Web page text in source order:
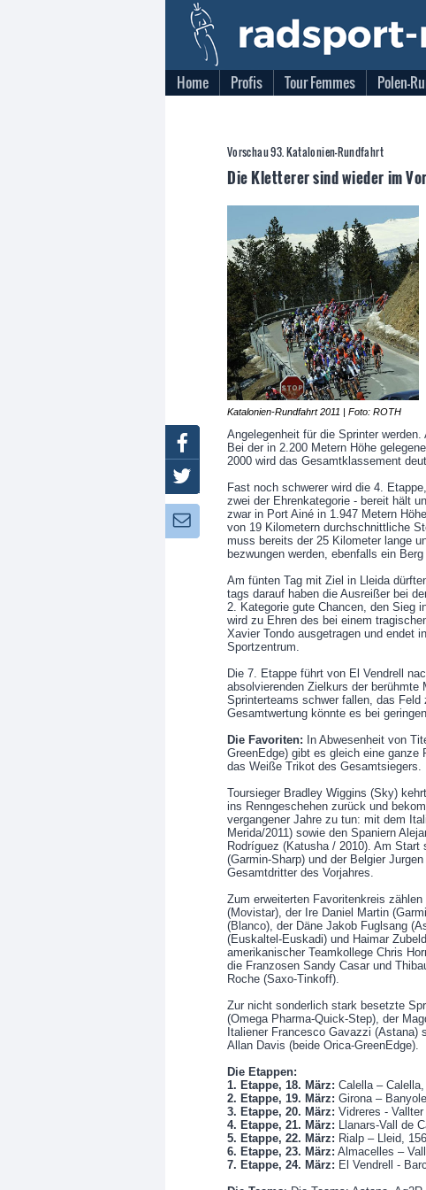
Home Profis Tour Femmes Polen-
Vorschau 93. Katalonien-Rundfahrt
Die Kletterer sind wieder im
Katalonien-Rundfahrt 2011 | Foto: ROTH
Angelegenheit für die Sprinter
Bei der in 2.200 Metern Höhe
2000 wird das Gesamtklassement
Fast noch schwerer wird die 4.
zwei der Ehrenkategorie - bereit hält
zwar in Port Ainé in 1.947 Metern
von 19 Kilometern durchschnittliche
muss bereits der 25 Kilometer lange
bezwungen werden, ebenfalls ein
Am fünten Tag mit Ziel in Lleida
tags darauf haben die Ausreißer bei
2. Kategorie gute Chancen, den Sieg
wird zu Ehren des bei einem
Xavier Tondo ausgetragen und endet
Sportzentrum.
Die 7. Etappe führt von El Vendrell
absolvierenden Zielkurs der berühmte
Sprinterteams schwer fallen, das
Gesamtwertung könnte es bei
Die Favoriten: In Abwesenheit von
GreenEdge) gibt es gleich eine
das Weiße Trikot des Gesamtsiegers.
Toursieger Bradley Wiggins (Sky)
ins Renngeschehen zurück und
vergangener Jahre zu tun: mit dem
Merida/2011) sowie den Spaniern
Rodríguez (Katusha / 2010). Am Start
(Garmin-Sharp) und der Belgier
Gesamtdritter des Vorjahres.
Zum erweiterten Favoritenkreis
(Movistar), der Ire Daniel Martin
(Blanco), der Däne Jakob Fuglsang
(Euskaltel-Euskadi) und Haimar
amerikanischer Teamkollege Chris
die Franzosen Sandy Casar und
Roche (Saxo-Tinkoff).
Zur nicht sonderlich stark besetzte
(Omega Pharma-Quick-Step), der
Italiener Francesco Gavazzi (Astana)
Allan Davis (beide Orica-GreenEdge).
Die Etappen:
1. Etappe, 18. März: Calella –
2. Etappe, 19. März: Girona –
3. Etappe, 20. März: Vidreres -
4. Etappe, 21. März: Llanars-Vall de
5. Etappe, 22. März: Rialp – Lleid,
6. Etappe, 23. März: Almacelles –
7. Etappe, 24. März: El Vendrell -
Facebook
Newsletter: